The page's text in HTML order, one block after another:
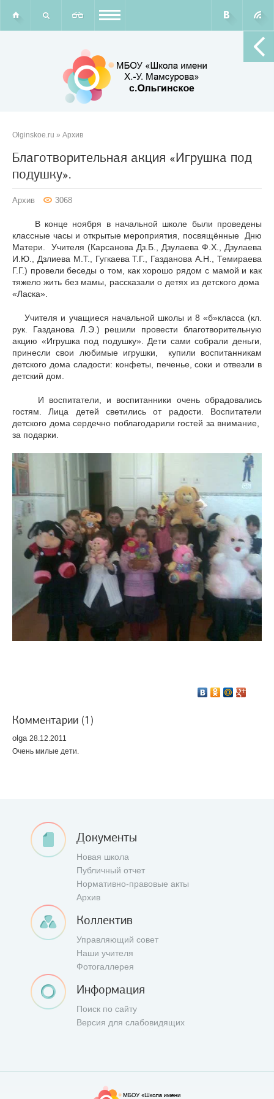
Olginskoe.ru » Архив
Благотворительная акция «Игрушка под
подушку».
Архив 3068
В конце ноября в начальной школе были проведены
классные часы и открытые мероприятия, посвящённые Дню
Матери. Учителя (Карсанова Дз.Б., Дзулаева Ф.Х., Дзулаева
И.Ю., Дзлиева М.Т., Гугкаева Т.Г., Газданова А.Н., Темираева
Г.Г.) провели беседы о том, как хорошо рядом с мамой и как
тяжело жить без мамы, рассказали о детях из детского дома
«Ласка».
Учителя и учащиеся начальной школы и 8 «б»класса (кл.
рук. Газданова Л.Э.) решили провести благотворительную
акцию «Игрушка под подушку». Дети сами собрали деньги,
принесли свои любимые игрушки, купили воспитанникам
детского дома сладости: конфеты, печенье, соки и отвезли в
детский дом.
И воспитатели, и воспитанники очень обрадовались
гостям. Лица детей светились от радости. Воспитатели
детского дома сердечно поблагодарили гостей за внимание,
за подарки.
Комментарии (1)
olga 28.12.2011
Очень милые дети.
Документы
Новая школа
Публичный отчет
Нормативно-правовые акты
Архив
Коллектив
Управляющий совет
Наши учителя
Фотогаллерея
Информация
Поиск по сайту
Версия для слабовидящих